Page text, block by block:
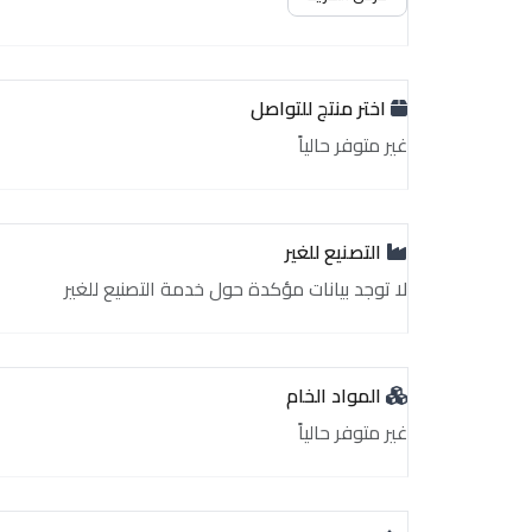
اختر منتج للتواصل
غير متوفر حالياً
التصنيع للغير
لا توجد بيانات مؤكدة حول خدمة التصنيع للغير
المواد الخام
غير متوفر حالياً